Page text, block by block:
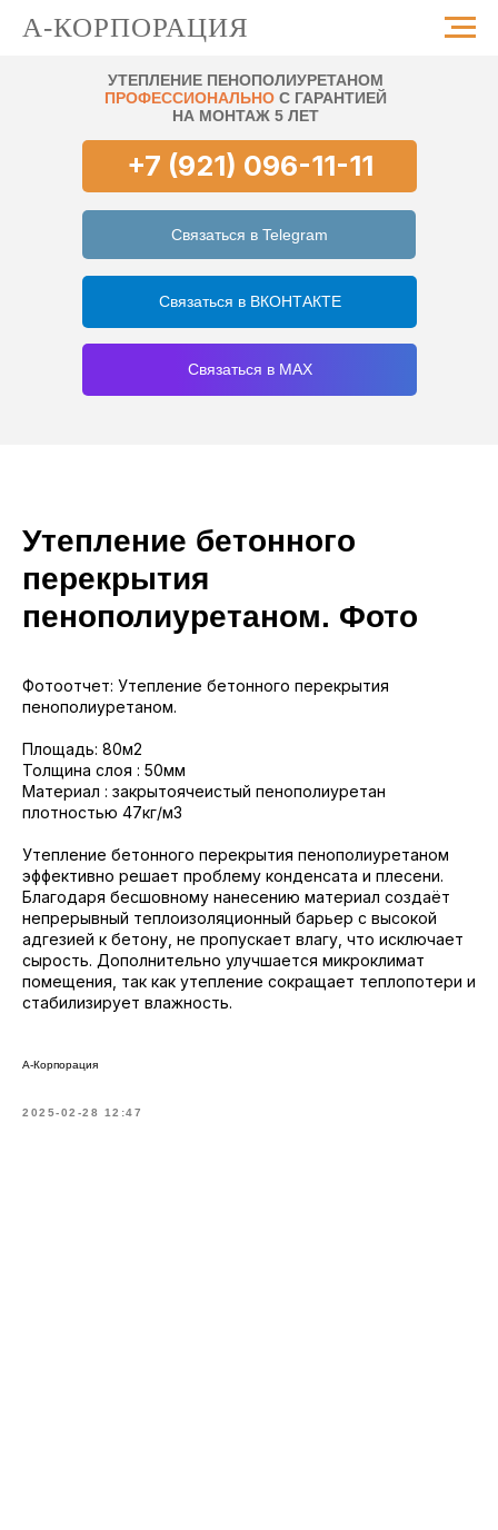
А-КОРПОРАЦИЯ
+7 (921) 096-11-11
096-11-11
sale@ppu-snab.com
Связаться в Telegram
УТЕПЛЕНИЕ ПЕНОПОЛИУРЕТАНОМ
ПРОФЕССИОНАЛЬНО С ГАРАНТИЕЙ
НА МОНТАЖ 5 ЛЕТ
КОРПОРАЦИЯ
Связаться в MAX
Связаться в ВКОНТАКТЕ
Утепление бетонного
перекрытия
пенополиуретаном. Фото
Фотоотчет: Утепление бетонного перекрытия
пенополиуретаном.
Площадь: 80м2
Толщина слоя : 50мм
Материал : закрытоячеистый пенополиуретан
плотностью 47кг/м3
Утепление бетонного перекрытия пенополиуретаном
эффективно решает проблему конденсата и плесени.
Благодаря бесшовному нанесению материал создаёт
непрерывный теплоизоляционный барьер с высокой
адгезией к бетону, не пропускает влагу, что исключает
сырость. Дополнительно улучшается микроклимат
помещения, так как утепление сокращает теплопотери и
стабилизирует влажность.
А-Корпорация
2025-02-28 12:47